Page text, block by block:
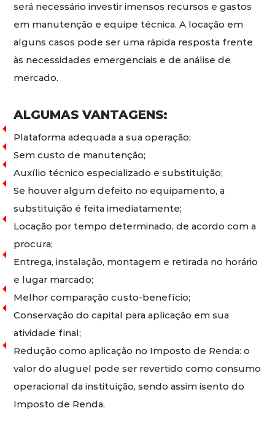
será necessário investir imensos recursos e gastos
em manutenção e equipe técnica. A locação em
alguns casos pode ser uma rápida resposta frente
às necessidades emergenciais e de análise de
mercado.
ALGUMAS VANTAGENS:
Plataforma adequada a sua operação;
Sem custo de manutenção;
Auxílio técnico especializado e substituição;
Se houver algum defeito no equipamento, a
substituição é feita imediatamente;
Locação por tempo determinado, de acordo com a
procura;
Entrega, instalação, montagem e retirada no horário
e lugar marcado;
Melhor comparação custo-benefício;
Conservação do capital para aplicação em sua
atividade final;
Redução como aplicação no Imposto de Renda: o
valor do aluguel pode ser revertido como consumo
operacional da instituição, sendo assim isento do
Imposto de Renda.